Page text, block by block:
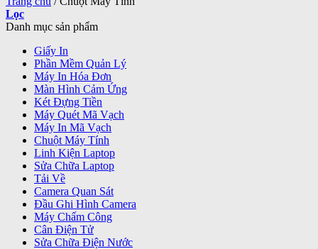
Lọc
Danh mục sản phẩm
Giấy In
Phần Mềm Quản Lý
Máy In Hóa Đơn
Màn Hình Cảm Ứng
Két Đựng Tiền
Máy Quét Mã Vạch
Máy In Mã Vạch
Chuột Máy Tính
Linh Kiện Laptop
Sửa Chữa Laptop
Tải Về
Camera Quan Sát
Đầu Ghi Hình Camera
Máy Chấm Công
Cân Điện Tử
Sửa Chữa Điện Nước